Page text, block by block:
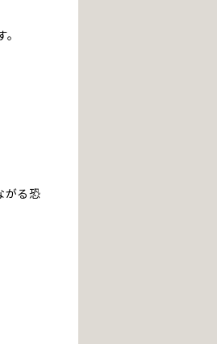
がる恐